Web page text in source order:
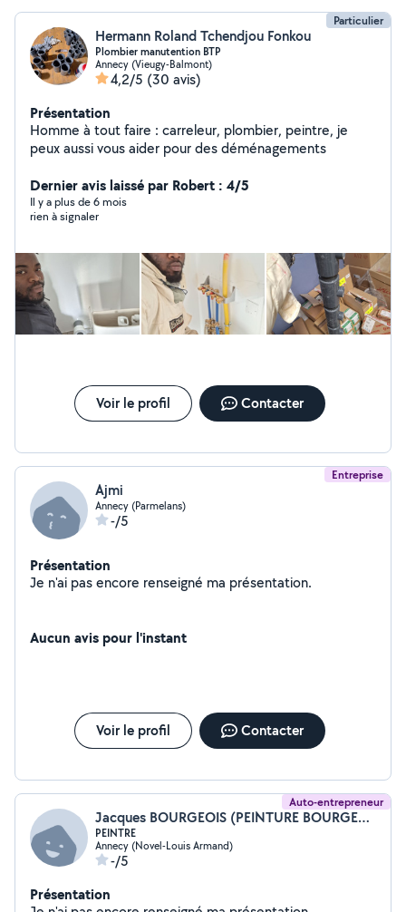
Particulier
Hermann Roland Tchendjou Fonkou
Plombier manutention BTP
Annecy (Vieugy-Balmont)
4,2/5 (30 avis)
Présentation
Homme à tout faire : carreleur, plombier, peintre, je
peux aussi vous aider pour des déménagements
Dernier avis laissé par Robert : 4/5
Il y a plus de 6 mois
rien à signaler
Voir le profil Contacter
Entreprise
Ajmi
Annecy (Parmelans)
-/5
Présentation
Je n'ai pas encore renseigné ma présentation.
Aucun avis pour l'instant
Voir le profil Contacter
Auto-entrepreneur
Jacques BOURGEOIS (PEINTURE BOURGEOIS)
PEINTRE
Annecy (Novel-Louis Armand)
-/5
Présentation